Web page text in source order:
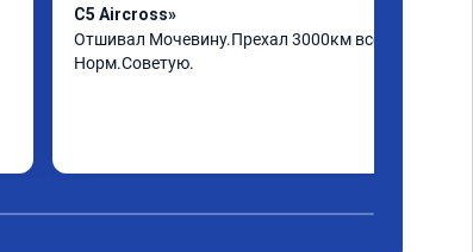
C5 Aircross»
Отшивал Мочевину.Прехал 3000км всё
Норм.Советую.